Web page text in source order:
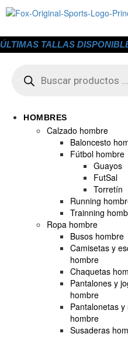
ÚLTIMAS TALLAS
HOMBRES
Calzado hombre
Baloncesto
Fútbol hombre
Guayos
FutSal
Torretín
Running
Trainning
Ropa hombre
Busos hombre
Camisetas y
hombre
Chaquetas
Pantalones y
hombre
Pantalonetas y
hombre
Susaderas